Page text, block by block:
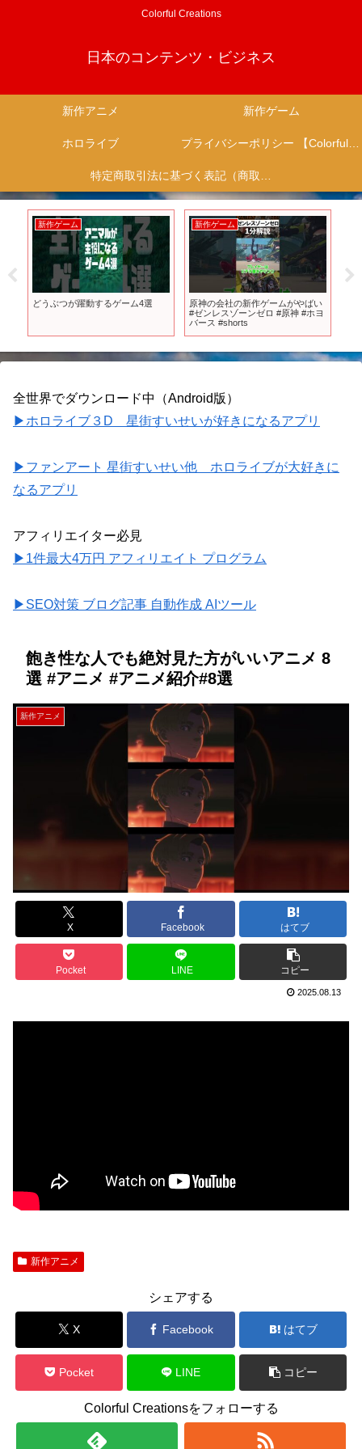
Colorful Creations
日本のコンテンツ・ビジネス
新作アニメ 新作ゲーム
ホロライブ プライバシーポリシー 【Colorful Creation】
特定商取引法に基づく表記（商取引に関する開示）
新作ゲーム
どうぶつが躍動するゲーム4選
新作ゲーム
原神の会社の新作ゲームがやばい
#ゼンレスゾーンゼロ #原神 #ホヨ
バース #shorts
全世界でダウンロード中（Android版）
▶ホロライブ３D 星街すいせいが好きになるアプリ
▶ファンアート 星街すいせい他 ホロライブが大好きに
なるアプリ
アフィリエイター必見
▶1件最大4万円 アフィリエイト プログラム
▶SEO対策 ブログ記事 自動作成 AIツール
飽き性な人でも絶対見た方がいいアニメ 8
選 #アニメ #アニメ紹介#8選
新作アニメ
X Facebook はてブ
Pocket LINE コピー
2025.08.13
新作アニメ
シェアする
X Facebook はてブ
Pocket LINE コピー
Colorful Creationsをフォローする